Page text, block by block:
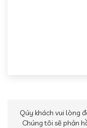
Qúy khách vui lòng
Chúng tôi sẽ phản